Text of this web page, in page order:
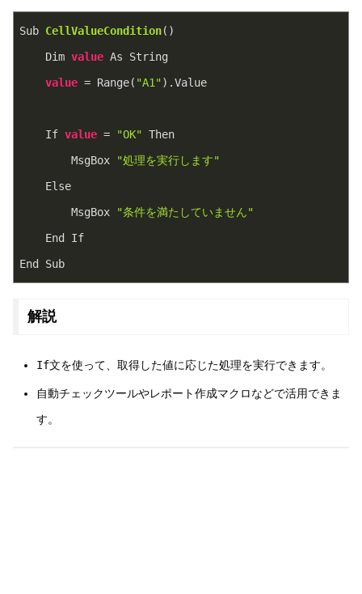
Sub CellValueCondition( )
    Dim
value As String
value = Range( "A1").Value
    If
value = "OK" Then
        MsgBox
"処理を実行します"
    Else
        MsgBox
"条件を満たしていません"
    End If
End Sub
解説
If文を使って、取得した値に応じた処理を実行できます。
自動チェックツールやレポート作成マクロなどで活用できま
す。